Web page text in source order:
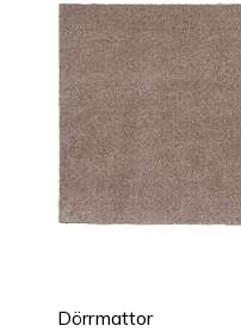
Dörrmattor